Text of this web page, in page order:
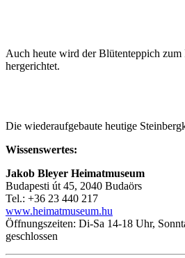
Auch heute wird der Blütenteppich
hergerichtet.
Die wiederaufgebaute heutige
Wissenswertes:
Jakob Bleyer Heimatmuseum
Budapesti út 45, 2040 Budaörs
Tel.: +36 23 440 217
www.heimatmuseum.hu
Öffnungszeiten: Di-Sa 14-18 Uhr,
geschlossen